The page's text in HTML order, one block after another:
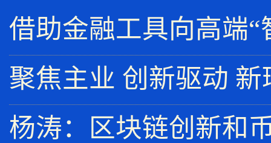
借助金融工具向高端“
聚焦主业 创新驱动
杨涛：区块链创新和